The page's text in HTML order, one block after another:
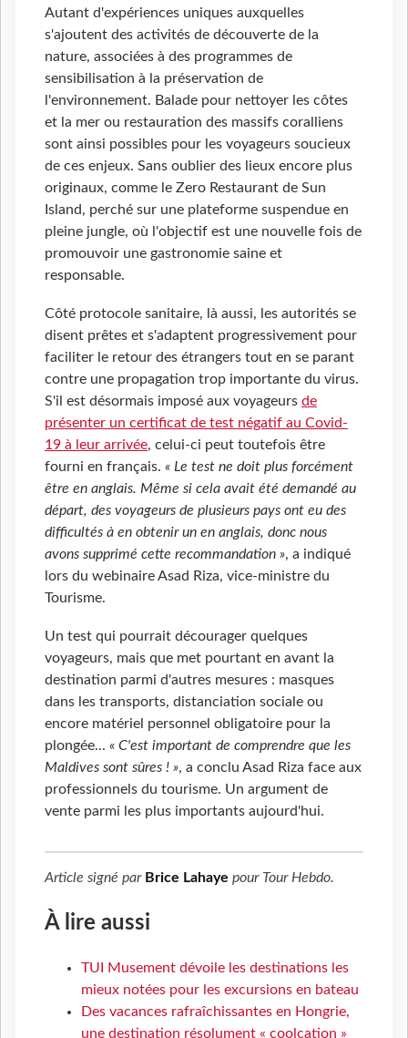
Autant d'expériences uniques auxquelles
s'ajoutent des activités de découverte de la
nature, associées à des programmes de
sensibilisation à la préservation de
l'environnement. Balade pour nettoyer les côtes
et la mer ou restauration des massifs coralliens
sont ainsi possibles pour les voyageurs soucieux
de ces enjeux. Sans oublier des lieux encore plus
originaux, comme le Zero Restaurant de Sun
Island, perché sur une plateforme suspendue en
pleine jungle, où l'objectif est une nouvelle fois de
promouvoir une gastronomie saine et
responsable.
Côté protocole sanitaire, là aussi, les autorités se
disent prêtes et s'adaptent progressivement pour
faciliter le retour des étrangers tout en se parant
contre une propagation trop importante du virus.
S'il est désormais imposé aux voyageurs de
présenter un certificat de test négatif au Covid-
19 à leur arrivée, celui-ci peut toutefois être
fourni en français. « Le test ne doit plus forcément
être en anglais. Même si cela avait été demandé au
départ, des voyageurs de plusieurs pays ont eu des
difficultés à en obtenir un en anglais, donc nous
avons supprimé cette recommandation », a indiqué
lors du webinaire Asad Riza, vice-ministre du
Tourisme.
Un test qui pourrait décourager quelques
voyageurs, mais que met pourtant en avant la
destination parmi d'autres mesures : masques
dans les transports, distanciation sociale ou
encore matériel personnel obligatoire pour la
plongée... « C'est important de comprendre que les
Maldives sont sûres ! », a conclu Asad Riza face aux
professionnels du tourisme. Un argument de
vente parmi les plus importants aujourd'hui.
Article signé par Brice Lahaye pour Tour Hebdo.
À lire aussi
TUI Musement dévoile les destinations les
mieux notées pour les excursions en bateau
Des vacances rafraîchissantes en Hongrie,
une destination résolument « coolcation »